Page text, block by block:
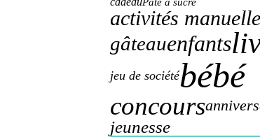
activités
gâteauenfants
jeu de sociétébébé
concours
jeunesse